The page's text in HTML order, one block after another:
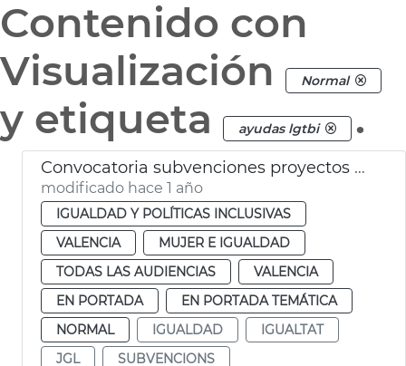
Contenido con
Visualización
Normal
y etiqueta ayudas lgtbi .
Convocatoria subvenciones proyectos LGTBI Ayuntamiento de València
modificado hace 1 año
IGUALDAD Y POLÍTICAS INCLUSIVAS
VALENCIA
MUJER E IGUALDAD
TODAS LAS AUDIENCIAS
VALENCIA
EN PORTADA
EN PORTADA TEMÁTICA
NORMAL
IGUALDAD
IGUALTAT
JGL
SUBVENCIONS